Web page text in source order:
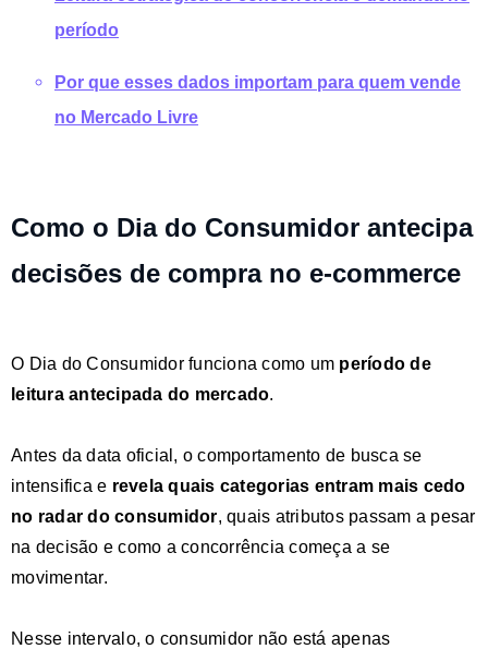
período
Por que esses dados importam para quem vende
no Mercado Livre
Como o Dia do Consumidor antecipa
decisões de compra no e-commerce
O Dia do Consumidor funciona como um período de
leitura antecipada do mercado.
Antes da data oficial, o comportamento de busca se
intensifica e revela quais categorias entram mais cedo
no radar do consumidor, quais atributos passam a pesar
na decisão e como a concorrência começa a se
movimentar.
Nesse intervalo, o consumidor não está apenas